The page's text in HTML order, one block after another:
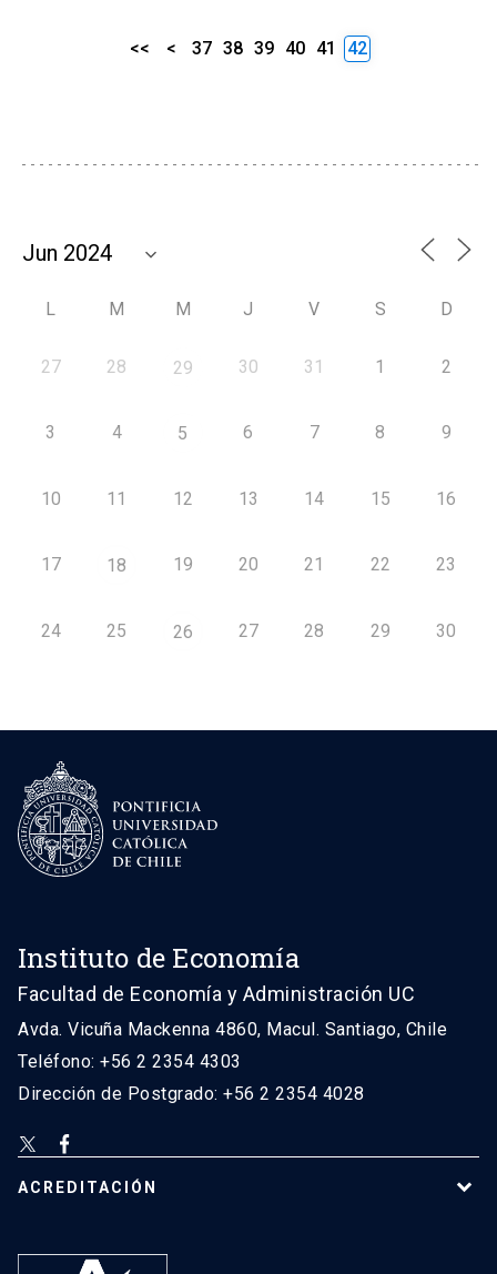
<< < 37 38 39 40 41 42
L M M J V S D
27 28 29 30 31 1 2
3 4 5 6 7 8 9
10 11 12 13 14 15 16
17 18 19 20 21 22 23
24 25 26 27 28 29 30
Instituto de Economía
Facultad de Economía y Administración UC
Avda. Vicuña Mackenna 4860, Macul. Santiago, Chile
Teléfono: +56 2 2354 4303
Dirección de Postgrado: +56 2 2354 4028
ACREDITACIÓN